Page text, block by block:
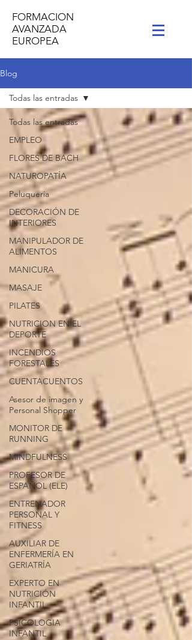
FORMACION
AVANZADA
EUROPEA
Blog
Todas las entradas
EMPLEO
FLORES DE BACH
NATUROPATÍA
Peluqueria
DECORACIÓN DE
INTERIORES
MANIPULADOR DE
ALIMENTOS
MANICURA
MASAJE
PILATES
NUTRICION EN EL
DEPORTE
INCENDIOS
FORESTALES
CUENTACUENTOS
Asesor de imagen y
Personal Shopper
MONITOR DE
RUNNING
MINDFULNESS
PROFESOR DE
ESPAÑOL (ELE)
ENTRENADOR
PERSONAL Y
FITNESS
AUXILIAR DE
ENFERMERÍA EN
GERIATRÍA
EXPERTO EN
NUTRICIÓN
INFANTIL
PSICOLOGIA
INFANTIL
Todas las entradas